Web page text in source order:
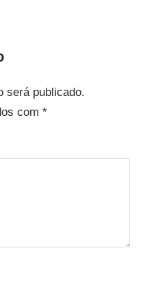
será publicado.
com *